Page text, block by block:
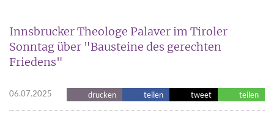
Innsbrucker Theologe Palaver im Tiroler
Sonntag über "Bausteine des gerechten
Friedens"
06.07.2025 drucken teilen tweet teilen